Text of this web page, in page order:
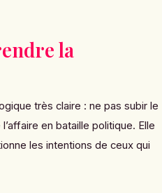
la
très claire : ne pas subir le
en bataille politique. Elle
les intentions de ceux qui